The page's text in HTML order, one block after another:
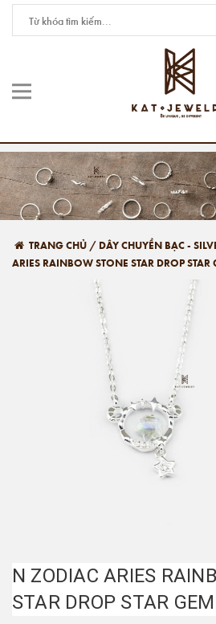
TRANG CHỦ / DÂY CHUYỀN BẠC -
ARIES RAINBOW STONE STAR DROP STAR
N ZODIAC ARIES
STAR DROP STAR GEM